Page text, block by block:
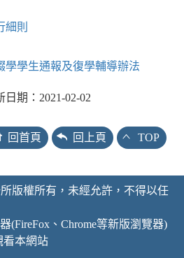
細則
學學生通報及復學輔導辦法
期：2021-02-02
回首頁 回上頁 TOP
版權所有，未經允許，不得以任
(FireFox、Chrome等新版瀏覽器)
看本網站